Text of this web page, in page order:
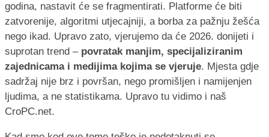
godina, nastavit će se fragmentirati. Platforme će biti
zatvorenije, algoritmi utjecajniji, a borba za pažnju žešća
nego ikad. Upravo zato, vjerujemo da će 2026. donijeti i
suprotan trend – povratak manjim, specijaliziranim
zajednicama i medijima kojima se vjeruje. Mjesta gdje
sadržaj nije brz i površan, nego promišljen i namijenjen
ljudima, a ne statistikama. Upravo tu vidimo i naš
CroPC.net.